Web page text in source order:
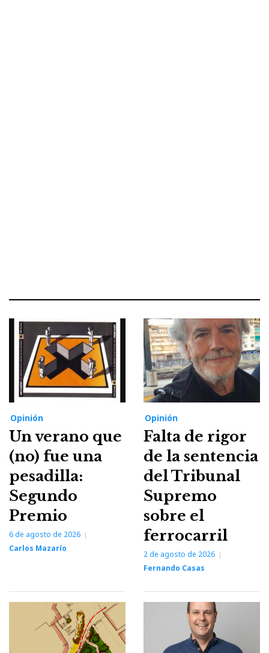
Opinión
Un verano que
(no) fue una
pesadilla:
Segundo
Premio
6 de agosto de 2026
Carlos Mazarío
Opinión
Falta de rigor
de la sentencia
del Tribunal
Supremo
sobre el
ferrocarril
2 de agosto de 2026
Fernando Casas